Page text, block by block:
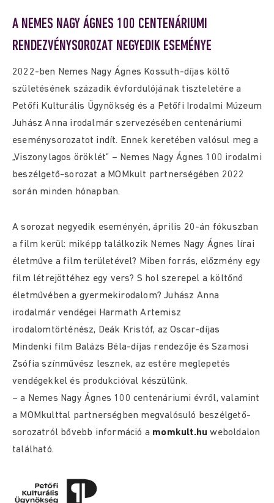
A NEMES NAGY ÁGNES 100 CENTENÁRIUMI
RENDEZVÉNYSOROZAT NEGYEDIK ESEMÉNYE
2022-ben Nemes Nagy Ágnes Kossuth-díjas költő
születésének századik évfordulójának tiszteletére a
Petőfi Kulturális Ügynökség és a Petőfi Irodalmi Múzeum
Juhász Anna irodalmár szervezésében centenáriumi
eseménysorozatot indít. Ennek keretében valósul meg a
„Viszonylagos öröklét” – Nemes Nagy Ágnes 100 irodalmi
beszélgető-sorozat a MOMkult partnerségében 2022
során minden hónapban.
A sorozat negyedik eseményén, április 20-án fókuszban
a film kerül: miképp találkozik Nemes Nagy Ágnes lírai
életműve a film területével? Miben forrás, előzmény egy
film létrejöttéhez egy vers? S hol szerepel a költőnő
életművében a gyermekirodalom? Juhász Anna
irodalmár vendégei Harmath Artemisz
irodalomtörténész, Deák Kristóf, az Oscar-díjas
Mindenki film Balázs Béla-díjas rendezője és Szamosi
Zsófia színművész lesznek, az estére meglepetés
vendégekkel és produkcióval készülünk.
– a Nemes Nagy Ágnes 100 centenáriumi évről, valamint
a MOMkulttal partnerségben megvalósuló beszélgető-
sorozatról bővebb információ a momkult.hu weboldalon
található.